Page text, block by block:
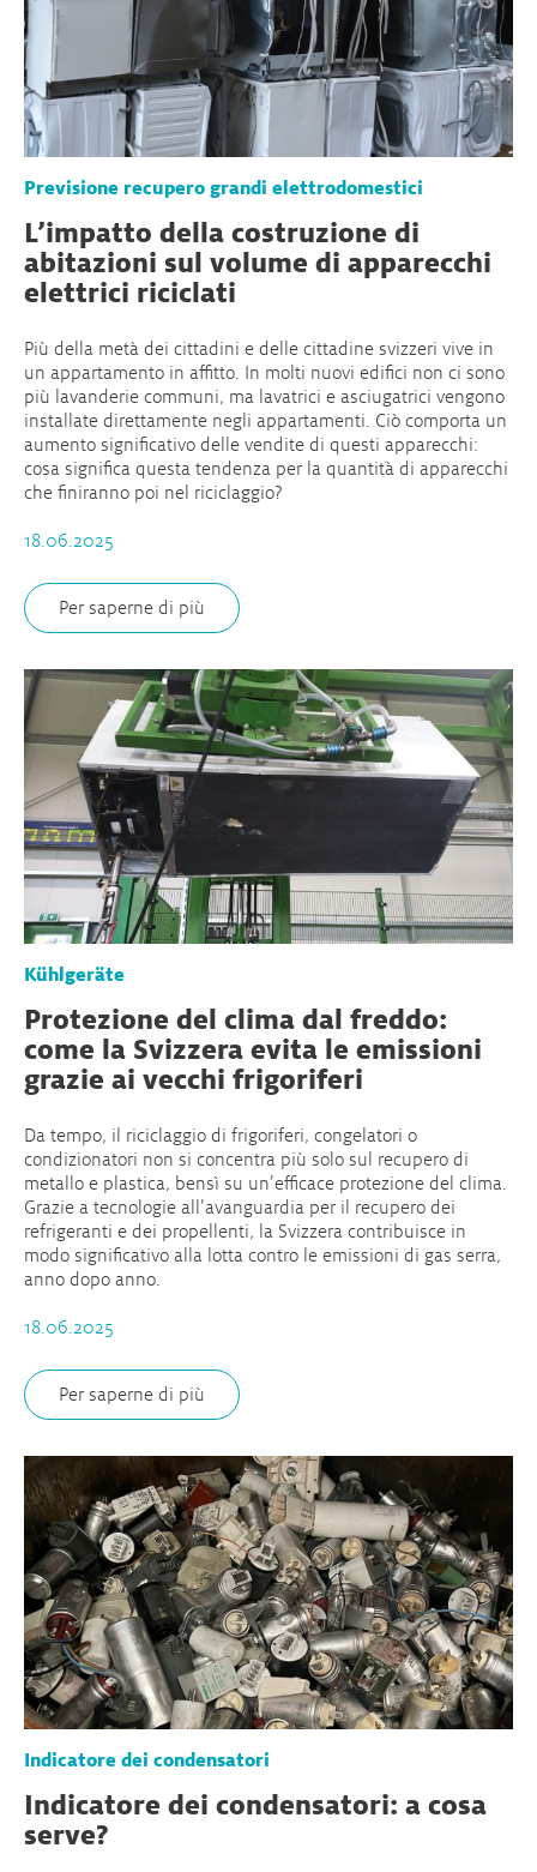
Previsione recupero grandi elettrodomestici
L’impatto della costruzione di
abitazioni sul volume di apparecchi
elettrici riciclati
Più della metà dei cittadini e delle cittadine svizzeri vive in
un appartamento in affitto. In molti nuovi edifici non ci sono
più lavanderie communi, ma lavatrici e asciugatrici vengono
installate direttamente negli appartamenti. Ciò comporta un
aumento significativo delle vendite di questi apparecchi:
cosa significa questa tendenza per la quantità di apparecchi
che finiranno poi nel riciclaggio?
18.06.2025
Per saperne di più
Kühlgeräte
Protezione del clima dal freddo:
come la Svizzera evita le emissioni
grazie ai vecchi frigoriferi
Da tempo, il riciclaggio di frigoriferi, congelatori o
condizionatori non si concentra più solo sul recupero di
metallo e plastica, bensì su un’efficace protezione del clima.
Grazie a tecnologie all’avanguardia per il recupero dei
refrigeranti e dei propellenti, la Svizzera contribuisce in
modo significativo alla lotta contro le emissioni di gas serra,
anno dopo anno.
18.06.2025
Per saperne di più
Indicatore dei condensatori
Indicatore dei condensatori: a cosa
serve?